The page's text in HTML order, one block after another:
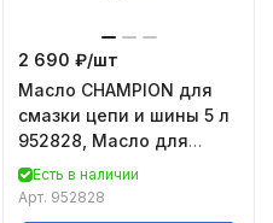
2 690 ₽/шт
Масло CHAMPION для
смазки цепи и шины 5 л
952828, Масло для
смазки пильных цепей и
шин CHAMPION
Есть в наличии
Арт. 952828